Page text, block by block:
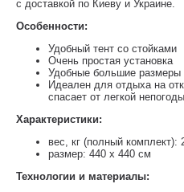
с доставкой по Киеву и Украине.
Особенности:
Удобный тент со стойками
Очень простая установка
Удобные большие размеры
Идеален для отдыха на
спасает от легкой
Характеристики:
вес, кг (полный комплект):
размер: 440 x 440 см
Технологии и материалы: